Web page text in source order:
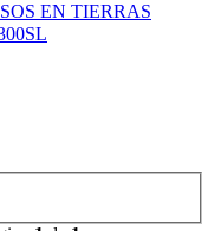
EN TIERRAS